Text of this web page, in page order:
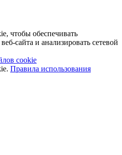
чтобы обеспечивать
сайта и анализировать сетевой
cookie
Правила использования